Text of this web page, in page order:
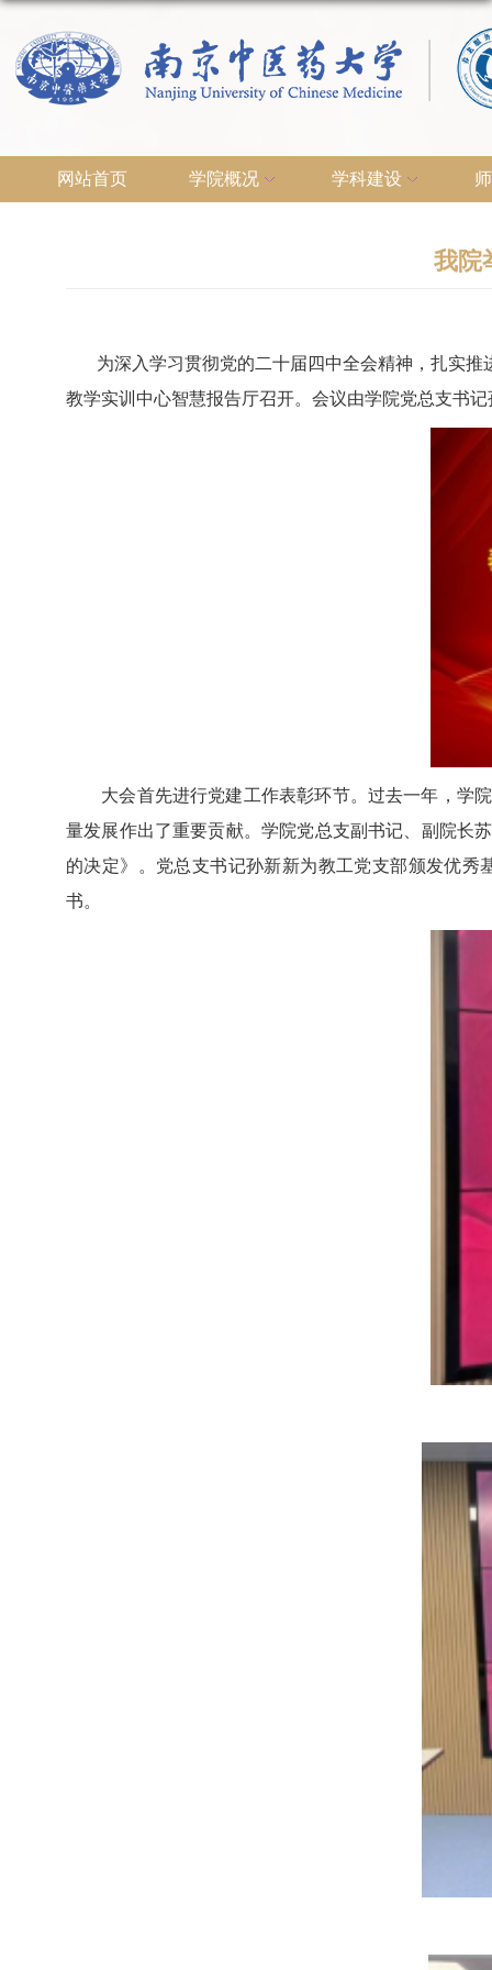
网站首页 学院概况 学科建设
我院
为深入学习贯彻党的二十届四中全会精神，扎实
教学实训中心智慧报告厅召开。会议由学院党总支书
大会首先进行党建工作表彰环节。过去一年，学
量发展作出了重要贡献。学院党总支副书记、副院长
的决定》。党总支书记孙新新为教工党支部颁发优
书。